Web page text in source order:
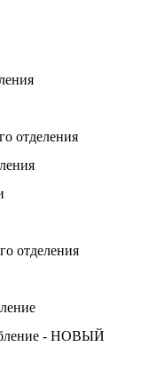
отделения
отделения
- НОВЫЙ